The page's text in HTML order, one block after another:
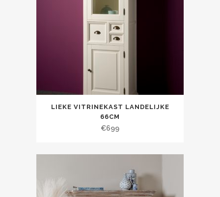
LIEKE VITRINEKAST LANDELIJKE
66CM
€699